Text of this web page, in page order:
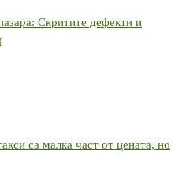
Скритите дефекти и
са малка част от цената, но